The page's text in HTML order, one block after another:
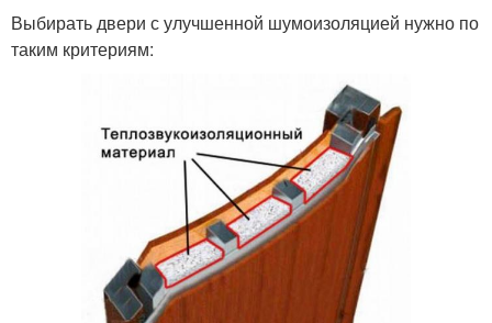
Выбирать двери с улучшенной шумоизоляцией нужно по
таким критериям: